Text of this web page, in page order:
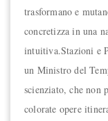
trasformano e
concretizza in una
intuitiva.Stazioni e
un Ministro del
scienziato, che non
colorate opere